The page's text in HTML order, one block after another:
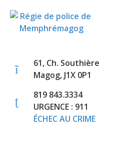
61, Ch. Southière
Magog, J1X 0P1
819 843.3334
URGENCE : 911
ÉCHEC AU CRIME